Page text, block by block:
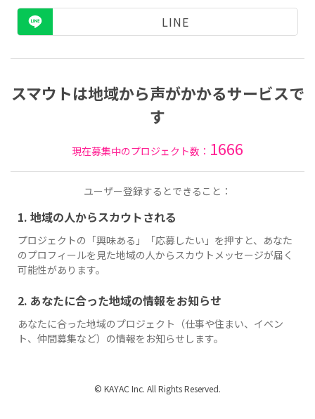
LINE
スマウトは地域から声がかかるサービスで
す
現在募集中のプロジェクト数： 1666
ユーザー登録するとできること：
1. 地域の人からスカウトされる
プロジェクトの「興味ある」「応募したい」を押すと、あなた
のプロフィールを見た地域の人からスカウトメッセージが届く
可能性があります。
2. あなたに合った地域の情報をお知らせ
あなたに合った地域のプロジェクト（仕事や住まい、イベン
ト、仲間募集など）の情報をお知らせします。
© KAYAC Inc. All Rights Reserved.